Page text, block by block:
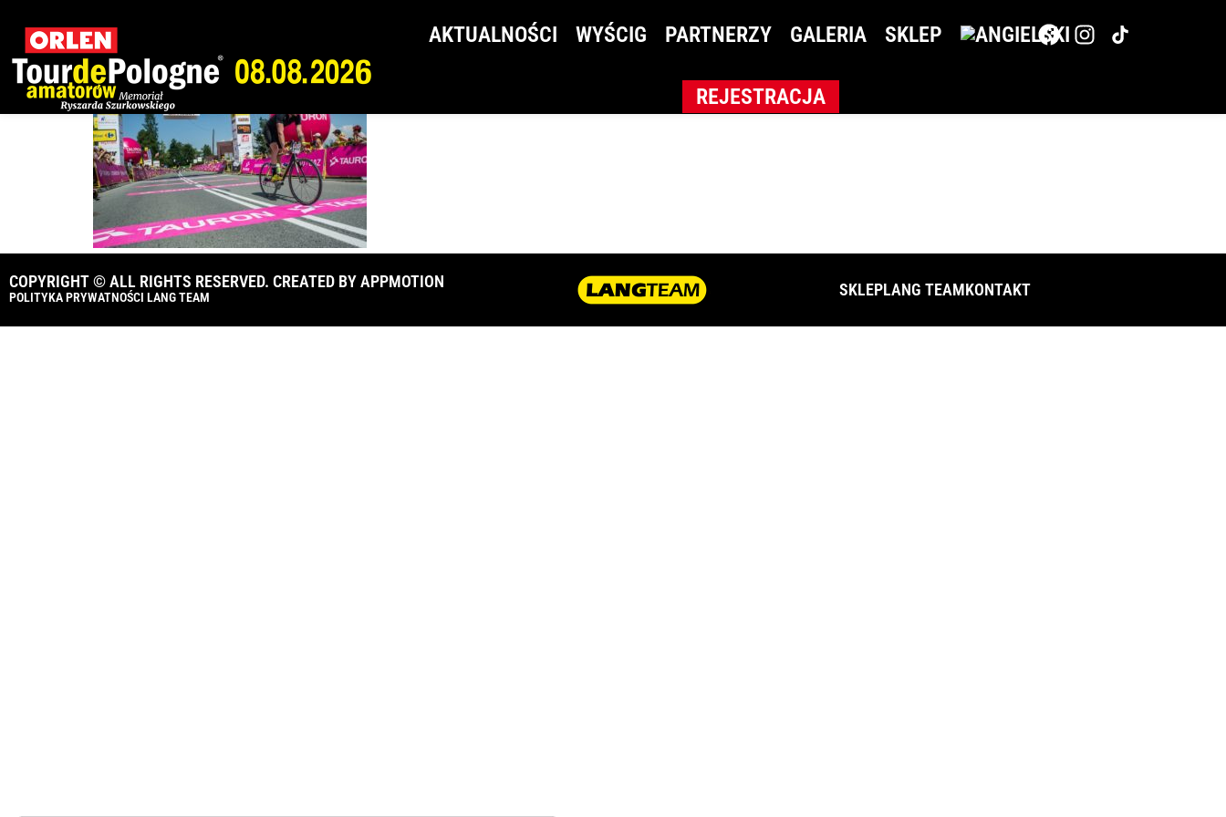
AKTUALNOŚCI WYŚCIG PARTNERZY GALERIA SKLEP
REJESTRACJA
103_TdPA_2018_GRU_6758
COPYRIGHT © ALL RIGHTS RESERVED. CREATED BYAPPMOTION
POLITYKA PRYWATNOŚCI LANG TEAM SKLEPLANG TEAMKONTAKT